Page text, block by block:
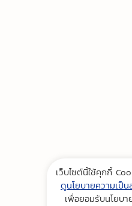
เว็บไซต์นี้ใช้คุกกี้
ดูนโยบายความเป็
เพื่อยอมรับนโยบ